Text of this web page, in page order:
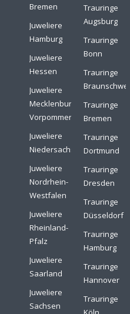
Bremen
Juweliere
Hamburg
Juweliere
Hessen
Juweliere
Mecklenburg-
Vorpommern
Juweliere
Niedersachsen
Juweliere
Nordrhein-
Westfalen
Juweliere
Rheinland-
Pfalz
Juweliere
Saarland
Juweliere
Sachsen
Trauringe
Augsburg
Trauringe
Bonn
Trauringe
Braunschweig
Trauringe
Bremen
Trauringe
Dortmund
Trauringe
Dresden
Trauringe
Düsseldorf
Trauringe
Hamburg
Trauringe
Hannover
Trauringe